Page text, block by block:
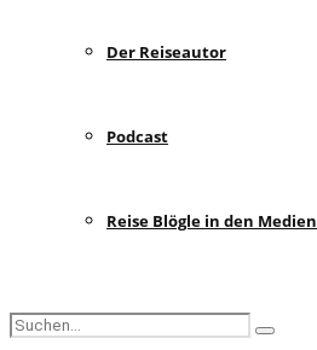
Der Reiseautor
Podcast
Reise Blögle in den Medien
Search
Search